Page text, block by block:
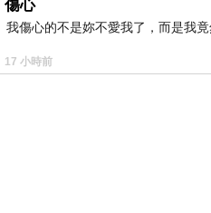
傷心
我傷心的不是妳不愛我了，而是我竟
17 小時前